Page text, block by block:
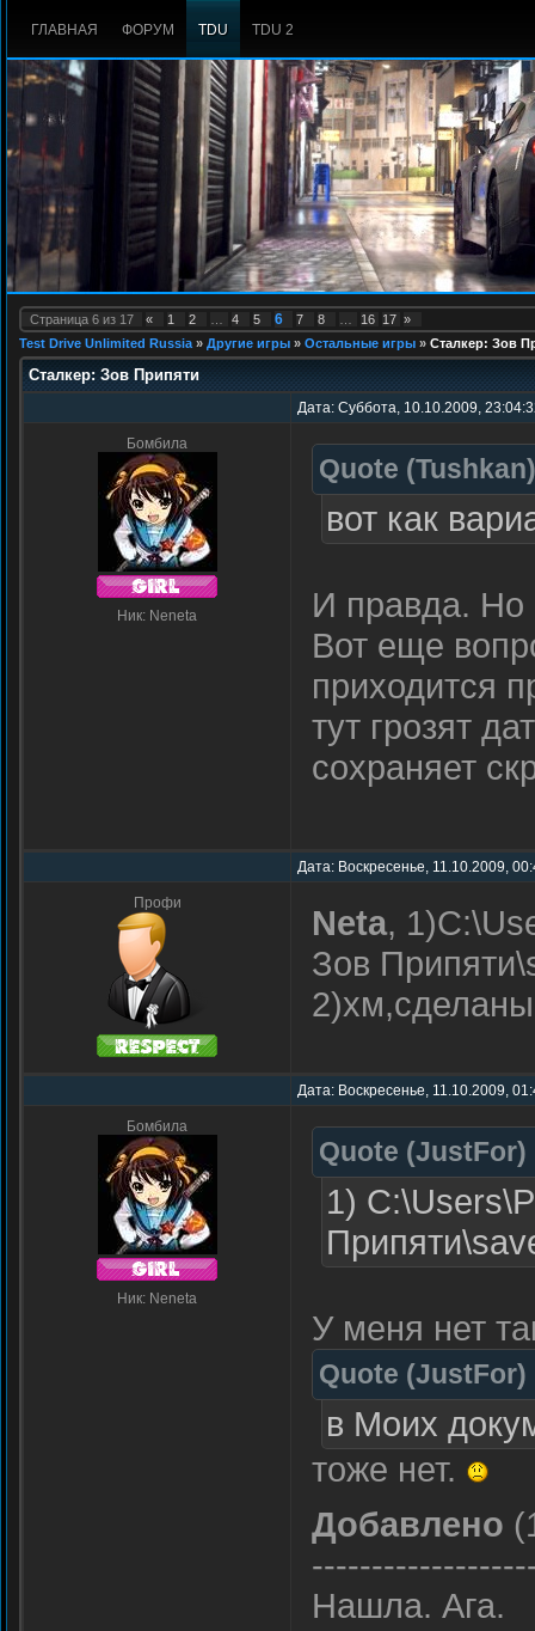
ГЛАВНАЯ ФОРУМ TDU TDU 2
Страница 6 из 17 « 1 2 4 5 6 7 8 16 17 »
Test Drive Unlimited Russia » Другие игры » Остальные игры » Сталкер: Зов
Сталкер: Зов Припяти
Дата: Суббота, 10.10.2009,
Бомбила
Ник: Neneta
Quote (Tushkan)
вот как
И правда. Но
Вот еще
приходится
тут грозят
сохраняет
Дата: Воскресенье, 11.10.2009,
Профи Neta,
Зов
Дата: Воскресенье, 11.10.2009,
Бомбила
Ник: Neneta
Quote (JustFor)
1)
У меня нет
Quote (JustFor)
в Моих
тоже нет.
Добавлено
Нашла. Ага.